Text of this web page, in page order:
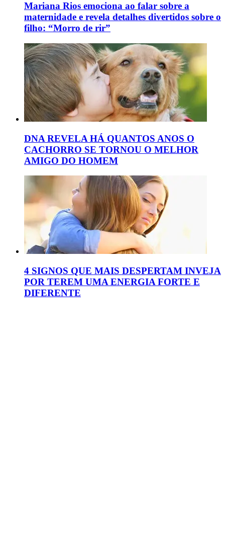
Mariana Rios emociona ao falar sobre a
maternidade e revela detalhes divertidos sobre o
filho: “Morro de rir”
DNA REVELA HÁ QUANTOS ANOS O
CACHORRO SE TORNOU O MELHOR
AMIGO DO HOMEM
4 SIGNOS QUE MAIS DESPERTAM INVEJA
POR TEREM UMA ENERGIA FORTE E
DIFERENTE